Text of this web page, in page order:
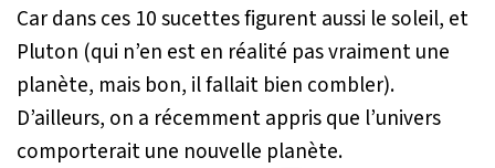
Car dans ces 10 sucettes figurent aussi le soleil, et
Pluton (qui n’en est en réalité pas vraiment une
planète, mais bon, il fallait bien combler).
D’ailleurs, on a récemment appris que l’univers
comporterait une nouvelle planète.